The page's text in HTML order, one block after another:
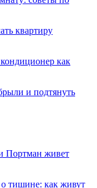
квартиру
как
и подтянуть
Портман живет
тишине: как живут